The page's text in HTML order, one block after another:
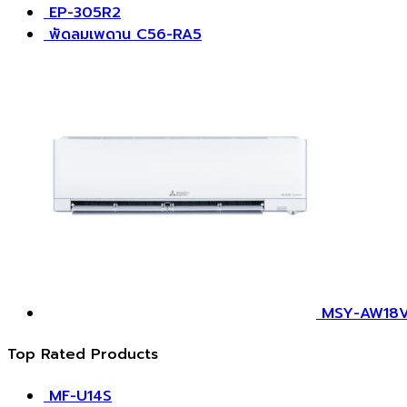
EP-305R2
​พัดลมเพดาน C56-RA5
MSY-
Top Rated Products
MF-U14S